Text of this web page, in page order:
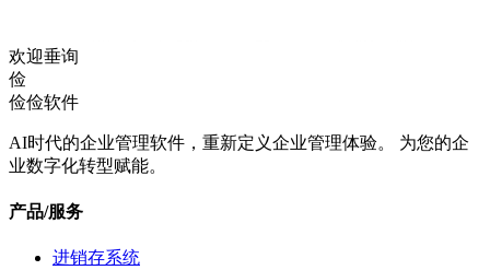
欢迎垂询
俭
俭俭软件
AI时代的企业管理软件，重新定义企业管理体验。 为您的企
业数字化转型赋能。
产品/服务
进销存系统